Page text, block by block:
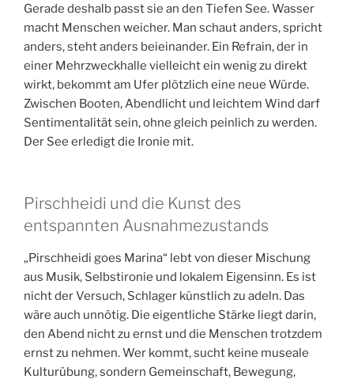
Gerade deshalb passt sie an den Tiefen See. Wasser
macht Menschen weicher. Man schaut anders, spricht
anders, steht anders beieinander. Ein Refrain, der in
einer Mehrzweckhalle vielleicht ein wenig zu direkt
wirkt, bekommt am Ufer plötzlich eine neue Würde.
Zwischen Booten, Abendlicht und leichtem Wind darf
Sentimentalität sein, ohne gleich peinlich zu werden.
Der See erledigt die Ironie mit.
Pirschheidi und die Kunst des
entspannten Ausnahmezustands
„Pirschheidi goes Marina“ lebt von dieser Mischung
aus Musik, Selbstironie und lokalem Eigensinn. Es ist
nicht der Versuch, Schlager künstlich zu adeln. Das
wäre auch unnötig. Die eigentliche Stärke liegt darin,
den Abend nicht zu ernst und die Menschen trotzdem
ernst zu nehmen. Wer kommt, sucht keine museale
Kulturübung, sondern Gemeinschaft, Bewegung,